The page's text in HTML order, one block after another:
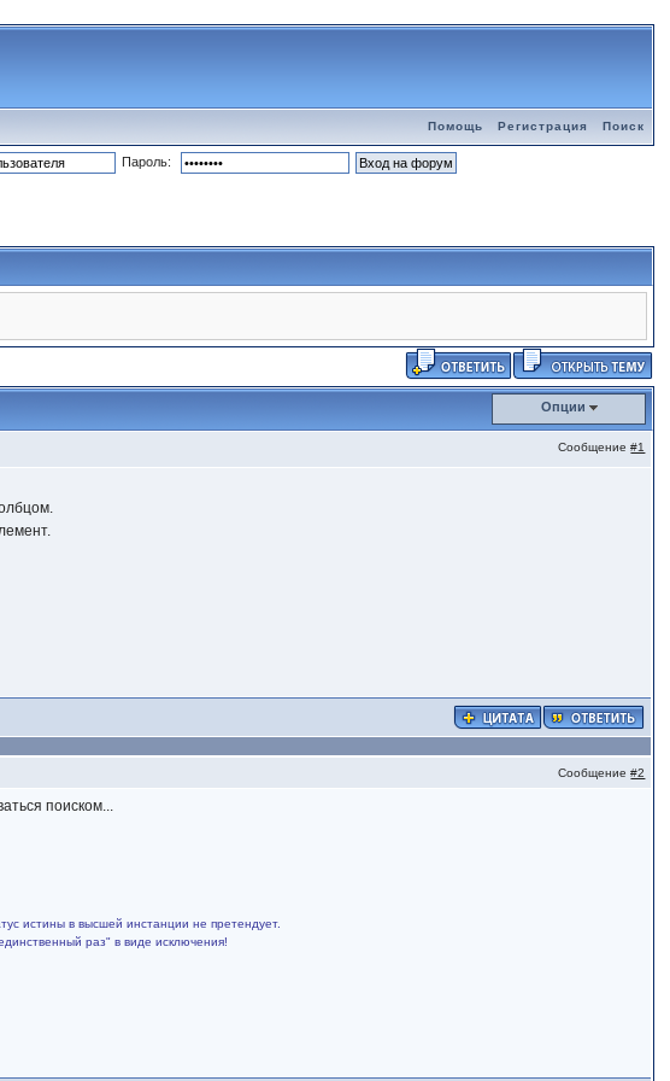
Помощь Регистрация Поиск
Пароль:
Опции
Сообщение#1
Сообщение#2
поиском...
истины в высшей инстанции не претендует.
раз" в виде исключения!